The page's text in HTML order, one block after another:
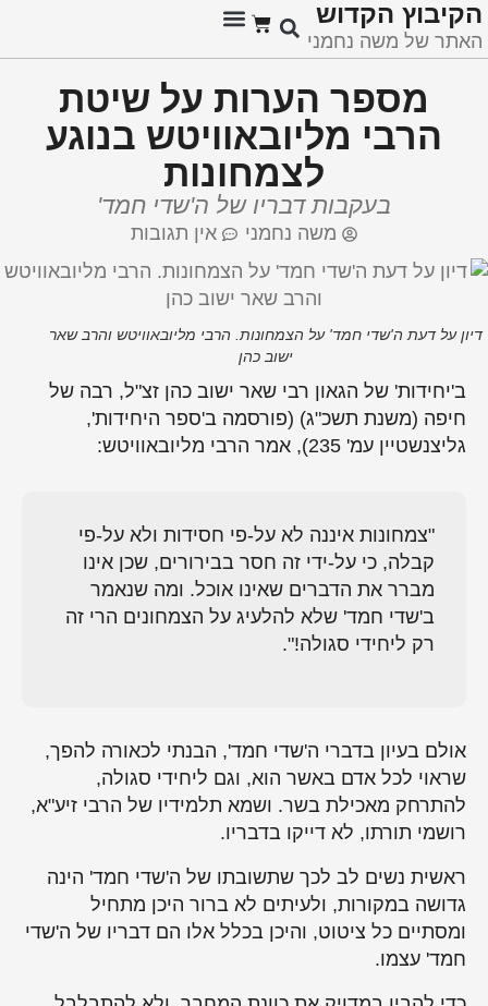
ﬣקדוש
של משה נחמני
מספר הערות על שיטת
הרבי מליובאוויטש בנוגע
לצמחונות
בעקבות דבריו של ה'שדי חמד'
משה נחמני אין תגובות
על דעת ה'שדי חמד' על הצמחונות. הרבי מליובאוויטש והרב שאר
ישוב כהן
ב'יחידות' של הגאון רבי שאר ישוב כהן זצ"ל, רבה של
חיפה (משנת תשכ"ג) (פורסמה ב'ספר היחידות',
גליצנשטיין עמ' 235), אמר הרבי מליובאוויטש:
"צמחונות איננה לא על-פי חסידות ולא על-פי
קבלה, כי על-ידי זה חסר בבירורים, שכן אינו
מברר את הדברים שאינו אוכל. ומה שנאמר
ב'שדי חמד' שלא להלעיג על הצמחונים הרי זה
רק ליחידי סגולה!".
אולם בעיון בדברי ה'שדי חמד', הבנתי לכאורה להפך,
שראוי לכל אדם באשר הוא, וגם ליחידי סגולה,
להתרחק מאכילת בשר. ושמא תלמידיו של הרבי זיע"א,
רושמי תורתו, לא דייקו בדבריו.
ראשית נשים לב לכך שתשובתו של ה'שדי חמד' הינה
גדושה במקורות, ולעיתים לא ברור היכן מתחיל
ומסתיים כל ציטוט, והיכן בכלל אלו הם דבריו של ה'שדי
חמד' עצמו.